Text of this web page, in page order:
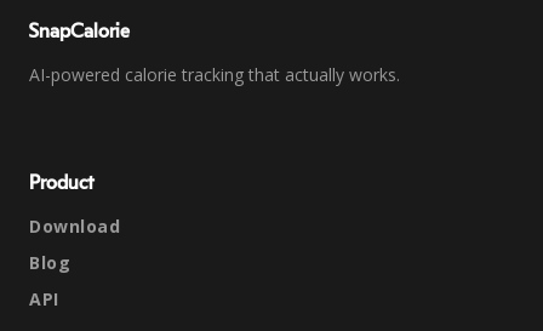
SnapCalorie
AI-powered calorie tracking that actually works.
Product
Download
Blog
API